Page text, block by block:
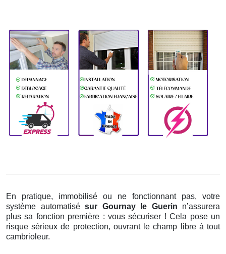
En pratique, immobilisé ou ne fonctionnant pas, votre
système automatisé sur Gournay le Guerin n’assurera
plus sa fonction première : vous sécuriser ! Cela pose un
risque sérieux de protection, ouvrant le champ libre à tout
cambrioleur.